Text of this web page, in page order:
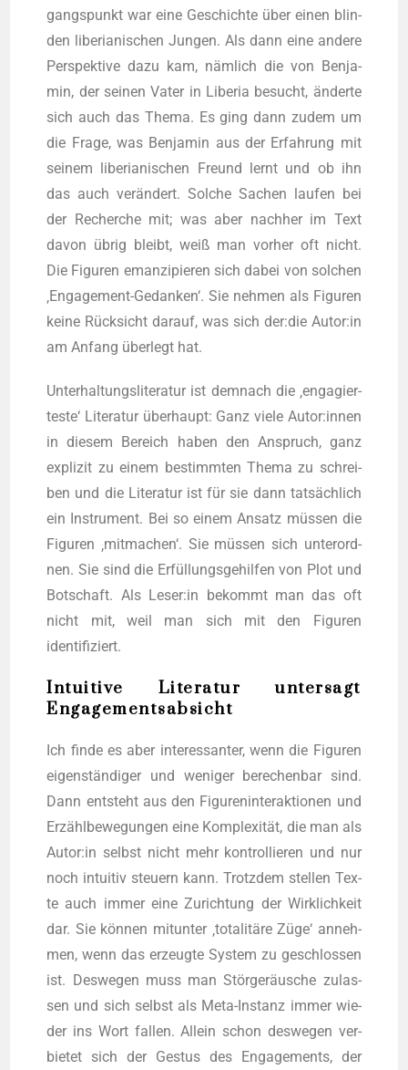
gangs­punkt war eine Geschich­te über einen blin­
den libe­ria­ni­schen Jun­gen. Als dann eine ande­re
Per­spek­ti­ve dazu kam, näm­lich die von Ben­ja­
min, der sei­nen Vater in Libe­ria besucht, änder­te
sich auch das The­ma. Es ging dann zudem um
die Fra­ge, was Ben­ja­min aus der Erfah­rung mit
sei­nem libe­ria­ni­schen Freund lernt und ob ihn
das auch ver­än­dert. Sol­che Sachen lau­fen bei
der Recher­che mit; was aber nach­her im Text
davon übrig bleibt, weiß man vor­her oft nicht.
Die Figu­ren eman­zi­pie­ren sich dabei von sol­chen
‚Enga­ge­ment-Gedan­ken‘. Sie neh­men als Figu­ren
kei­ne Rück­sicht dar­auf, was sich der:die Autor:in
am Anfang über­legt hat.
Unter­hal­tungs­li­te­ra­tur ist dem­nach die ‚enga­gier­
tes­te‘ Lite­ra­tur über­haupt: Ganz vie­le Autor:innen
in die­sem Bereich haben den Anspruch, ganz
expli­zit zu einem bestimm­ten The­ma zu schrei­
ben und die Lite­ra­tur ist für sie dann tat­säch­lich
ein Instru­ment. Bei so einem Ansatz müs­sen die
Figu­ren ‚mit­ma­chen‘. Sie müs­sen sich unter­ord­
nen. Sie sind die Erfül­lungs­ge­hil­fen von Plot und
Bot­schaft. Als Leser:in bekommt man das oft
nicht mit, weil man sich mit den Figu­ren
identifiziert.
Intuitive Literatur untersagt
Engagementsabsicht
Ich fin­de es aber inter­es­san­ter, wenn die Figu­ren
eigen­stän­di­ger und weni­ger bere­chen­bar sind.
Dann ent­steht aus den Figu­ren­in­ter­ak­tio­nen und
Erzählbewegungen eine Kom­ple­xi­tät, die man als
Autor:in selbst nicht mehr kon­trol­lie­ren und nur
noch intui­tiv steu­ern kann. Trotz­dem stel­len Tex­
te auch immer eine Zurich­tung der Wirk­lich­keit
dar. Sie kön­nen mit­un­ter ‚tota­li­tä­re Züge‘ anneh­
men, wenn das erzeug­te Sys­tem zu geschlos­sen
ist. Des­we­gen muss man Stör­ge­räu­sche zulas­
sen und sich selbst als Meta-Instanz immer wie­
der ins Wort fal­len. Allein schon des­we­gen ver­
bie­tet sich der Ges­tus des Enga­ge­ments, der